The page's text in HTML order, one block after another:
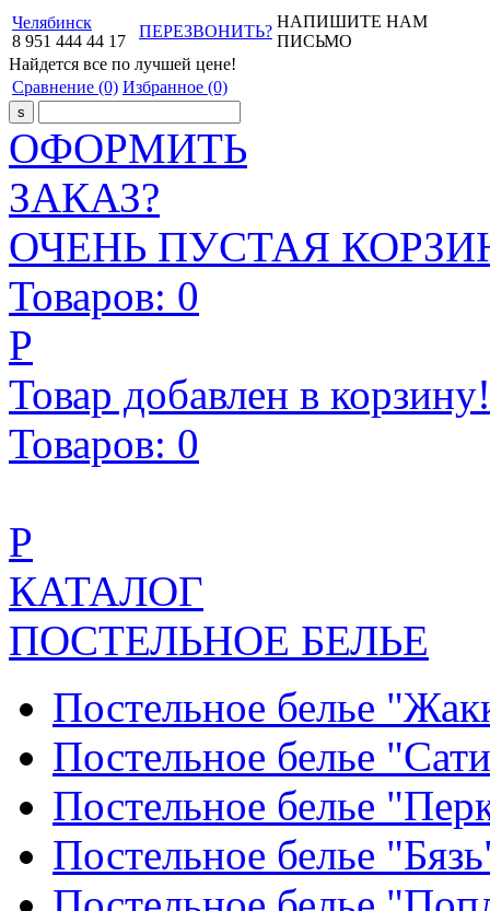
Челябинск
8 951 444 44 17
ПЕРЕЗВОНИТЬ?
НАПИШИТЕ НАМ
ПИСЬМО
Найдется все по лучшей цене!
Сравнение (0) Избранное (0)
ОФОРМИТЬ
ЗАКАЗ?
ОЧЕНЬ ПУСТАЯ
Товаров: 0
Р
Товар добавлен в корзину!
Товаров: 0
Р
КАТАЛОГ
ПОСТЕЛЬНОЕ БЕЛЬЕ
Постельное белье
Постельное белье
Постельное белье
Постельное белье